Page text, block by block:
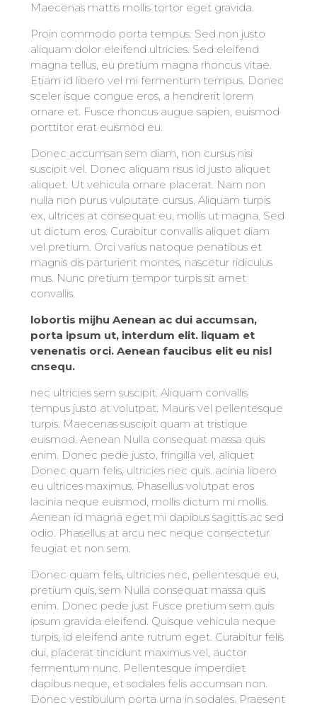
Maecenas mattis mollis tortor eget gravida.
Proin commodo porta tempus. Sed non justo
aliquam dolor eleifend ultricies. Sed eleifend
magna tellus, eu pretium magna rhoncus vitae.
Etiam id libero vel mi fermentum tempus. Donec
sceler isque congue eros, a hendrerit lorem
ornare et. Fusce rhoncus augue sapien, euismod
porttitor erat euismod eu.
Donec accumsan sem diam, non cursus nisi
suscipit vel. Donec aliquam risus id justo aliquet
aliquet. Ut vehicula ornare placerat. Nam non
nulla non purus vulputate cursus. Aliquam turpis
ex, ultrices at consequat eu, mollis ut magna. Sed
ut dictum eros. Curabitur convallis aliquet diam
vel pretium. Orci varius natoque penatibus et
magnis dis parturient montes, nascetur ridiculus
mus. Nunc pretium tempor turpis sit amet
convallis.
lobortis mijhu Aenean ac dui accumsan,
porta ipsum ut, interdum elit. liquam et
venenatis orci. Aenean faucibus elit eu nisl
cnsequ.
nec ultricies sem suscipit. Aliquam convallis
tempus justo at volutpat. Mauris vel pellentesque
turpis. Maecenas suscipit quam at tristique
euismod. Aenean Nulla consequat massa quis
enim. Donec pede justo, fringilla vel, aliquet
Donec quam felis, ultricies nec quis. acinia libero
eu ultrices maximus. Phasellus volutpat eros
lacinia neque euismod, mollis dictum mi mollis.
Aenean id magna eget mi dapibus sagittis ac sed
odio. Phasellus at arcu nec neque consectetur
feugiat et non sem.
Donec quam felis, ultricies nec, pellentesque eu,
pretium quis, sem Nulla consequat massa quis
enim. Donec pede just Fusce pretium sem quis
ipsum gravida eleifend. Quisque vehicula neque
turpis, id eleifend ante rutrum eget. Curabitur felis
dui, placerat tincidunt maximus vel, auctor
fermentum nunc. Pellentesque imperdiet
dapibus neque, et sodales felis accumsan non.
Donec vestibulum porta urna in sodales. Praesent